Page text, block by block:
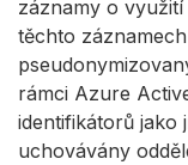
záznamy o
těchto
rámci Azure
identifikátorů jako
uchovávány